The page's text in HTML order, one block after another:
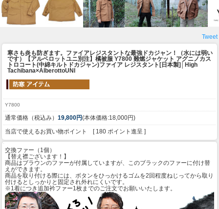
Tweet
寒さも炎も防ぎます。ファイアレジスタントな最強ドカジャン！（水には弱い
です）
【アルベロットユニ別注】橘被服 Y7800 難燃ジャケット アグニノカス
トロコート(中綿キルトドカジャン)ファイア レジスタント[日本製]│High
Tachibana×AlberottoUNI
Y7800
通常価格（税込み） 19,800円(本体価格:18,000円)
当店で使えるお買い物ポイント [ 180 ポイント進呈 ]
交換ファー（1個）
【替え襟ございます！】
商品はブラウンのファーが付属していますが、このブラックのファーに付け替
えができます。
商品を取り付ける際には、ボタンをひっかけるゴムを2回程度ねじってから取り
付けるとしっかりと固定され外れにくいです。
※1着につき追加衿ファー1枚までのご注文でお願いいたします。